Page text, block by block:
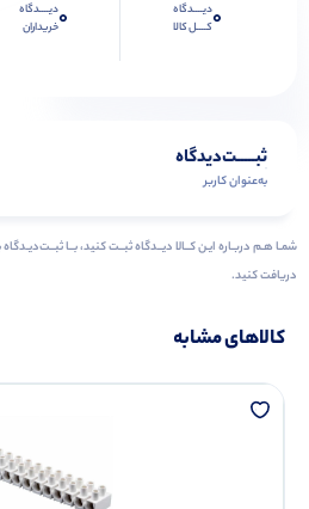
0دیــــدگاه
کــــل کالا
0دیــــدگاه
خریداران
ثبـــــت‌دیدگاه
به‌عنوان کاربر
دریافت کنید.
کالاهای مشابه